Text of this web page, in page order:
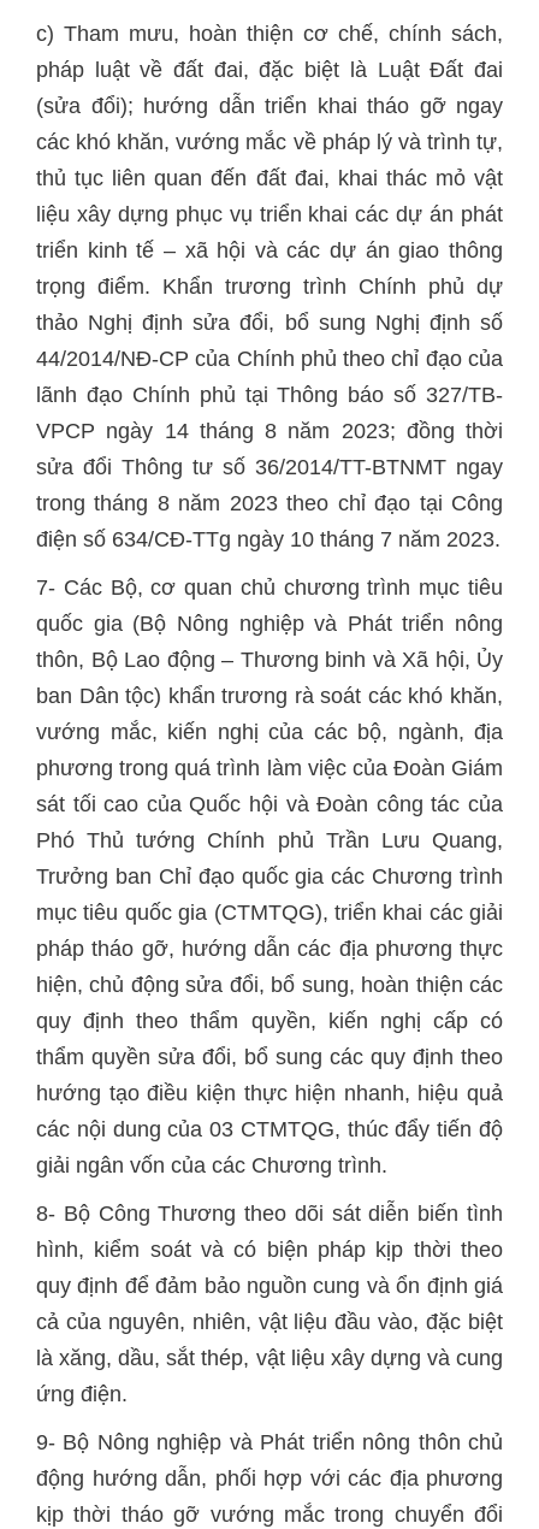
c) Tham mưu, hoàn thiện cơ chế, chính sách,
pháp luật về đất đai, đặc biệt là Luật Đất đai
(sửa đổi); hướng dẫn triển khai tháo gỡ ngay
các khó khăn, vướng mắc về pháp lý và trình tự,
thủ tục liên quan đến đất đai, khai thác mỏ vật
liệu xây dựng phục vụ triển khai các dự án phát
triển kinh tế – xã hội và các dự án giao thông
trọng điểm. Khẩn trương trình Chính phủ dự
thảo Nghị định sửa đổi, bổ sung Nghị định số
44/2014/NĐ-CP của Chính phủ theo chỉ đạo của
lãnh đạo Chính phủ tại Thông báo số 327/TB-
VPCP ngày 14 tháng 8 năm 2023; đồng thời
sửa đổi Thông tư số 36/2014/TT-BTNMT ngay
trong tháng 8 năm 2023 theo chỉ đạo tại Công
điện số 634/CĐ-TTg ngày 10 tháng 7 năm 2023.
7- Các Bộ, cơ quan chủ chương trình mục tiêu
quốc gia (Bộ Nông nghiệp và Phát triển nông
thôn, Bộ Lao động – Thương binh và Xã hội, Ủy
ban Dân tộc) khẩn trương rà soát các khó khăn,
vướng mắc, kiến nghị của các bộ, ngành, địa
phương trong quá trình làm việc của Đoàn Giám
sát tối cao của Quốc hội và Đoàn công tác của
Phó Thủ tướng Chính phủ Trần Lưu Quang,
Trưởng ban Chỉ đạo quốc gia các Chương trình
mục tiêu quốc gia (CTMTQG), triển khai các giải
pháp tháo gỡ, hướng dẫn các địa phương thực
hiện, chủ động sửa đổi, bổ sung, hoàn thiện các
quy định theo thẩm quyền, kiến nghị cấp có
thẩm quyền sửa đổi, bổ sung các quy định theo
hướng tạo điều kiện thực hiện nhanh, hiệu quả
các nội dung của 03 CTMTQG, thúc đẩy tiến độ
giải ngân vốn của các Chương trình.
8- Bộ Công Thương theo dõi sát diễn biến tình
hình, kiểm soát và có biện pháp kịp thời theo
quy định để đảm bảo nguồn cung và ổn định giá
cả của nguyên, nhiên, vật liệu đầu vào, đặc biệt
là xăng, dầu, sắt thép, vật liệu xây dựng và cung
ứng điện.
9- Bộ Nông nghiệp và Phát triển nông thôn chủ
động hướng dẫn, phối hợp với các địa phương
kịp thời tháo gỡ vướng mắc trong chuyển đổi